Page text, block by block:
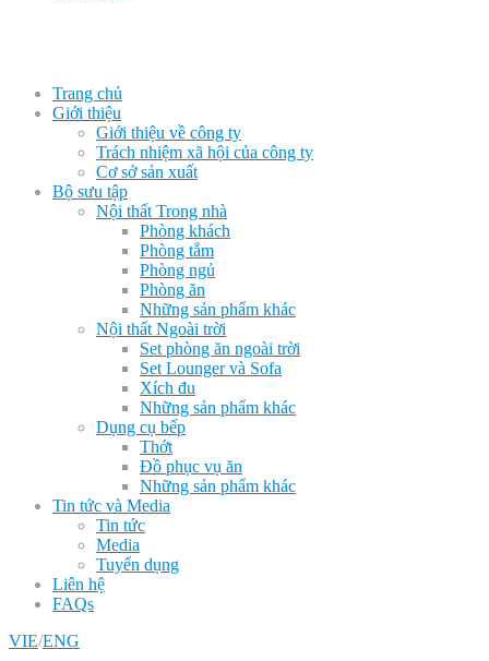
Trang chủ
Giới thiệu
Giới thiệu về công ty
Trách nhiệm xã hội của công ty
Cơ sở sản xuất
Bộ sưu tập
Nội thất Trong nhà
Phòng khách
Phòng tắm
Phòng ngủ
Phòng ăn
Những sản phẩm khác
Nội thất Ngoài trời
Set phòng ăn ngoài trời
Set Lounger và Sofa
Xích đu
Những sản phẩm khác
Dụng cụ bếp
Thớt
Đồ phục vụ ăn
Những sản phẩm khác
Tin tức và Media
Tin tức
Media
Tuyển dụng
Liên hệ
FAQs
VIE/ENG